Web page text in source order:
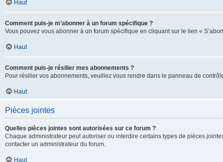
Haut
Comment puis-je m’abonner à un forum spécifique ?
Vous pouvez vous abonner à un forum spécifique en cliquant sur le lien «
Haut
Comment puis-je résilier mes abonnements ?
Pour résilier vos abonnements, veuillez vous rendre dans le panneau de
Haut
Pièces jointes
Quelles pièces jointes sont autorisées sur ce forum ?
Chaque administrateur peut autoriser ou interdire certains types de pièces
contacter un administrateur du forum.
Haut